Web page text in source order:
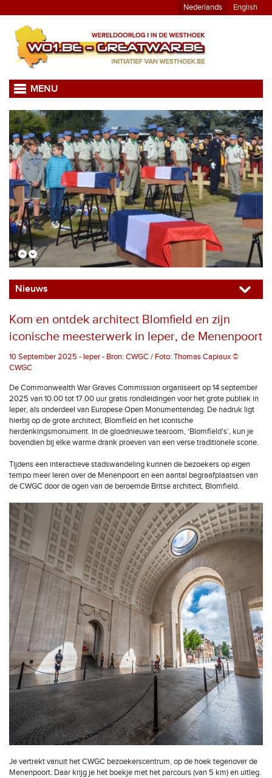
Nederlands English
MENU
Nieuws
Kom en ontdek architect Blomfield en zijn
iconische meesterwerk in Ieper, de Menenpoort
10 September 2025 - Ieper - Bron: CWGC / Foto: Thomas Capiaux ©
CWGC
De Commonwealth War Graves Commission organiseert op 14 september
2025 van 10.00 tot 17.00 uur gratis rondleidingen voor het grote publiek in
Ieper, als onderdeel van Europese Open Monumentendag. De nadruk ligt
hierbij op de grote architect, Blomfield en het iconische
herdenkingsmonument. In de gloednieuwe tearoom, ‘Blomfield’s’, kun je
bovendien bij elke warme drank proeven van een verse traditionele scone.
Tijdens een interactieve stadswandeling kunnen de bezoekers op eigen
tempo meer leren over de Menenpoort en een aantal begraafplaatsen van
de CWGC door de ogen van de beroemde Britse architect, Blomfield.
Je vertrekt vanuit het CWGC bezoekerscentrum, op de hoek tegenover de
Menenpoort. Daar krijg je het boekje met het parcours (van 5 km) en uitleg.